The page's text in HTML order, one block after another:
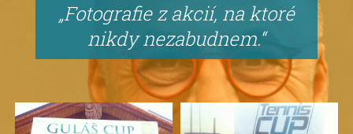
Fotografie z akcií, na ktoré
nikdy nezabudnem.